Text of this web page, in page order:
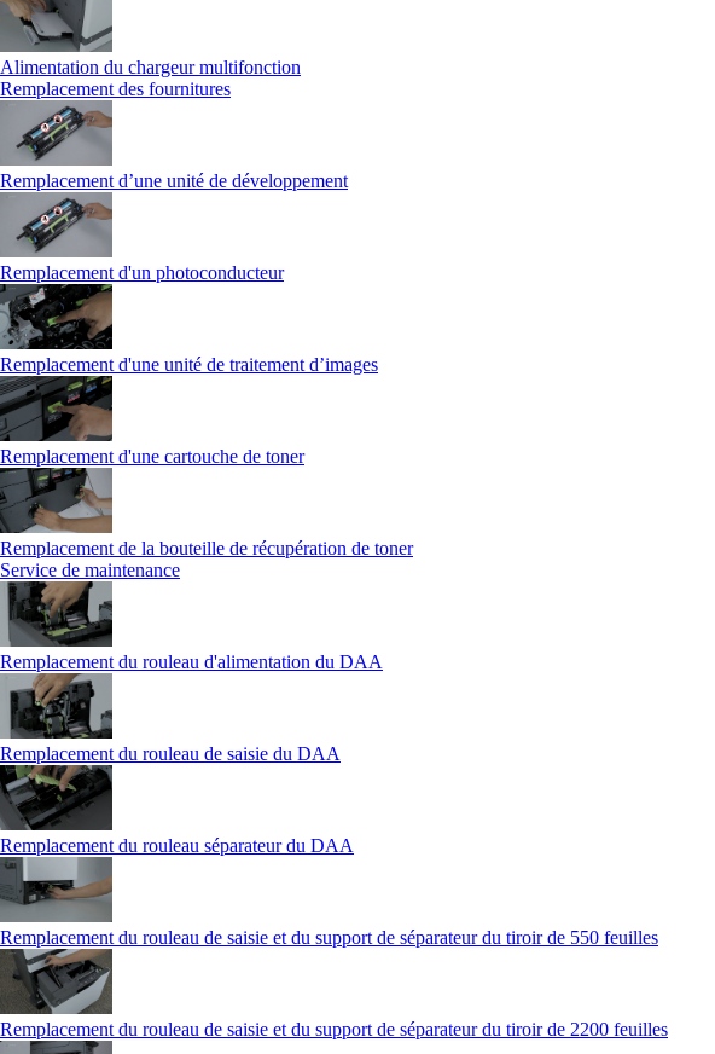
Alimentation du chargeur multifonction
Remplacement des fournitures
Remplacement d’une unité de développement
Remplacement d'un photoconducteur
Remplacement d'une unité de traitement d’images
Remplacement d'une cartouche de toner
Remplacement de la bouteille de récupération de toner
Service de maintenance
Remplacement du rouleau d'alimentation du DAA
Remplacement du rouleau de saisie du DAA
Remplacement du rouleau séparateur du DAA
Remplacement du rouleau de saisie et du support de séparateur du tiroir de 550 feuilles
Remplacement du rouleau de saisie et du support de séparateur du tiroir de 2200 feuilles